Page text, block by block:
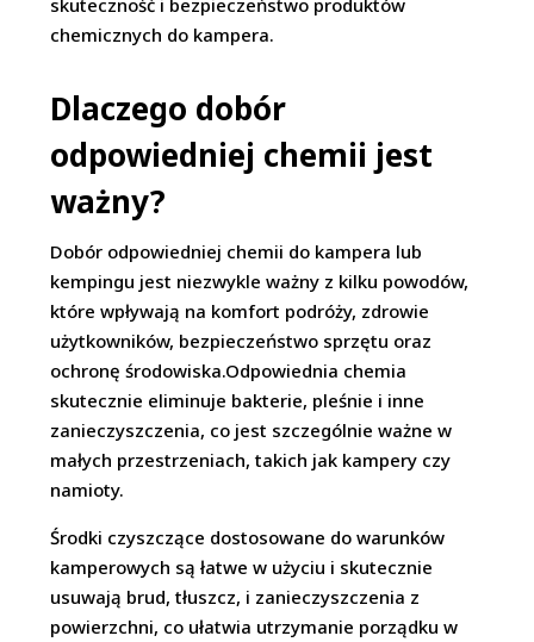
chemicznych do kampera.
Dlaczego dobór
odpowiedniej chemii jest
ważny?
Dobór odpowiedniej chemii do kampera lub
kempingu jest niezwykle ważny z kilku powodów,
które wpływają na komfort podróży, zdrowie
użytkowników, bezpieczeństwo sprzętu oraz
ochronę środowiska.Odpowiednia chemia
skutecznie eliminuje bakterie, pleśnie i inne
zanieczyszczenia, co jest szczególnie ważne w
małych przestrzeniach, takich jak kampery czy
namioty.
Środki czyszczące dostosowane do warunków
kamperowych są łatwe w użyciu i skutecznie
usuwają brud, tłuszcz, i zanieczyszczenia z
powierzchni, co ułatwia utrzymanie porządku w